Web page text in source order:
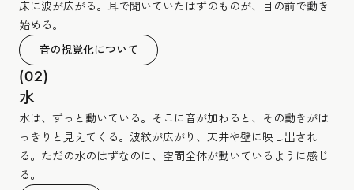
床に波が広がる。耳で聞いていたはずのものが、目の前で動き
始める。
音の視覚化について
(02)
水
水は、ずっと動いている。そこに音が加わると、その動きがは
っきりと見えてくる。波紋が広がり、天井や壁に映し出され
る。ただの水のはずなのに、空間全体が動いているように感じ
る。